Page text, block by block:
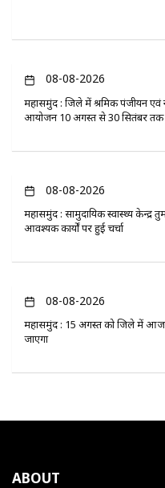
08-08-2026
महासमुंद : जिले में श्रमिक पंजीयन एवं
आयोजन 10 अगस्त से 30 सितंबर तक
08-08-2026
महासमुंद : सामुदायिक स्वास्थ्य केन्द्र
आवश्यक कार्यों पर हुई चर्चा
08-08-2026
महासमुंद : 15 अगस्त को जिले में
जाएगा
ABOUT